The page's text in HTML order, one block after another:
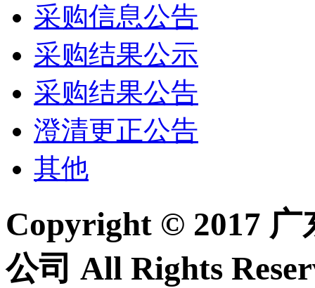
采购信息公告
采购结果公示
采购结果公告
澄清更正公告
其他
Copyright © 2017
公司 All Rights